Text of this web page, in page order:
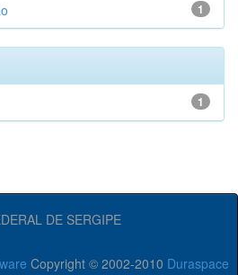
1
1
DE SERGIPE
Copyright © 2002-2010 Duraspace